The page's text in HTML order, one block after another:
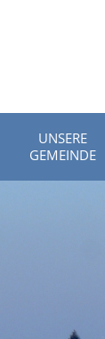
UNSERE
GEMEINDE